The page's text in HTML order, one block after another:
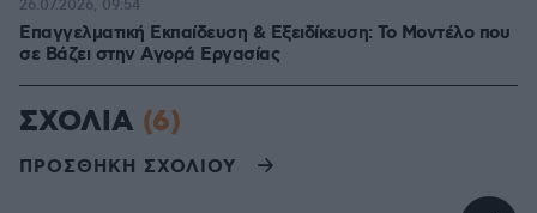
Επαγγελματική Εκπαίδευση & Εξειδίκευση: Το Mοντέλο που
σε Bάζει στην Aγορά Eργασίας
26.07.2026, 09:54
ΣΧΟΛΙΑ (6)
ΠΡΟΣΘΗΚΗ ΣΧΟΛΙΟΥ